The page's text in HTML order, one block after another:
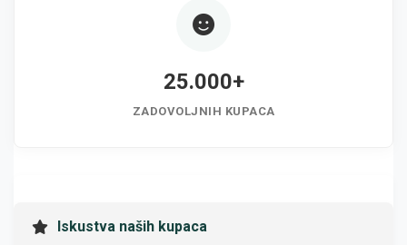
25.000+
ZADOVOLJNIH KUPACA
Iskustva naših kupaca